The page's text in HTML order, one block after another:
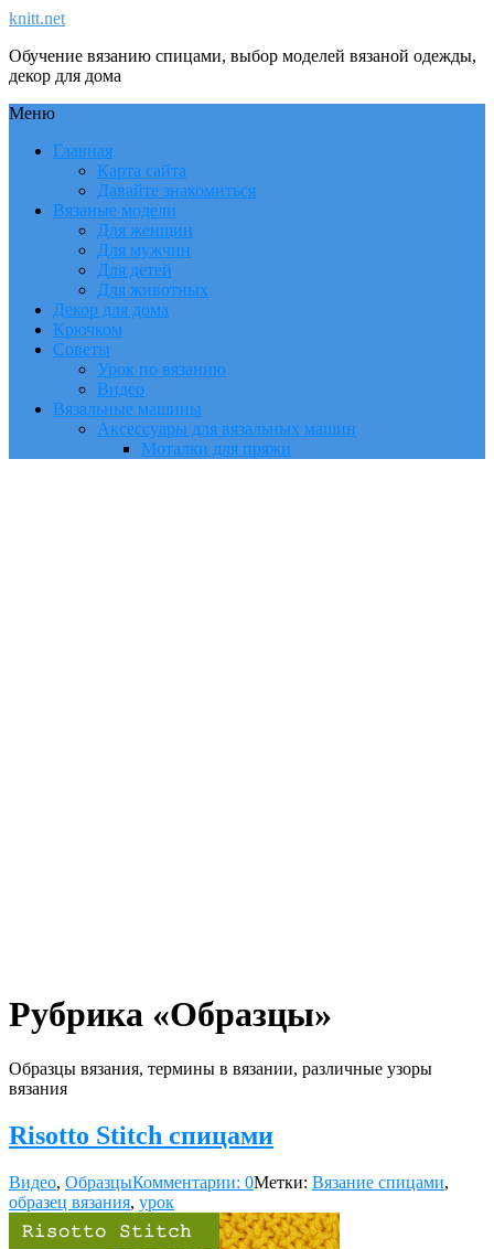
knitt.net
Обучение вязанию спицами, выбор моделей вязаной одежды,
декор для дома
Меню
Главная
Карта сайта
Давайте знакомиться
Вязаные модели
Для женщин
Для мужчин
Для детей
Для животных
Декор для дома
Крючком
Советы
Урок по вязанию
Видео
Вязальные машины
Аксессуары для вязальных машин
Моталки для пряжи
Рубрика «Образцы»
Образцы вязания, термины в вязании, различные узоры
вязания
Risotto Stitch спицами
Видео, ОбразцыКомментарии: 0Метки: Вязание спицами,
образец вязания, урок